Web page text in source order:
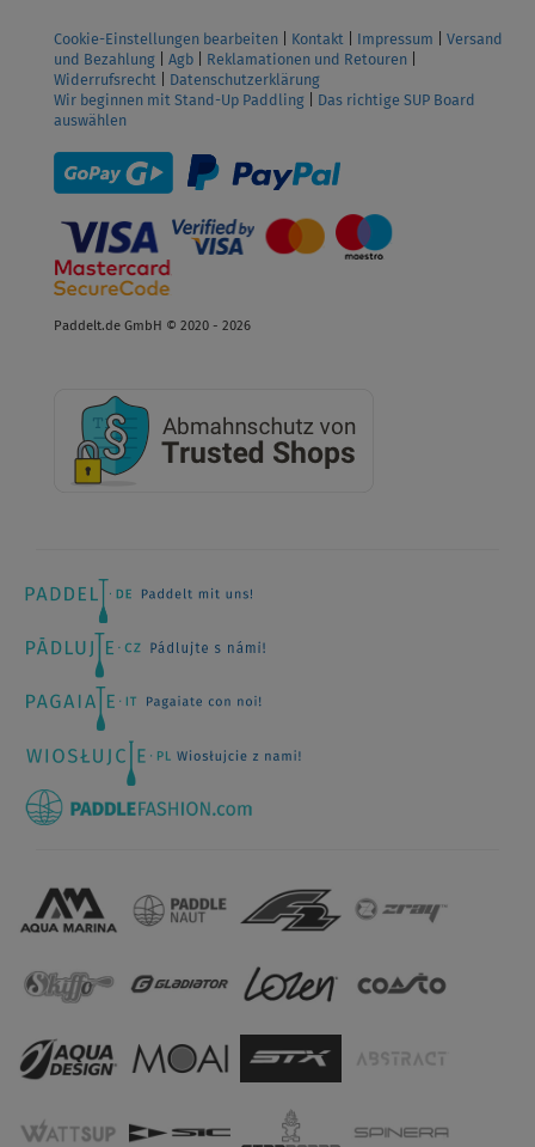
Cookie-Einstellungen bearbeiten Kontakt Impressum
Versand
und Bezahlung
Agb Reklamationen und Retouren
Widerrufsrecht
Datenschutzerklärung
Wir beginnen mit Stand-Up Paddling
Das richtige SUP Board
auswählen
Paddelt.de GmbH © 2020 - 2026